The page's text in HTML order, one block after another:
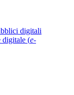
digitali
digitale (e-